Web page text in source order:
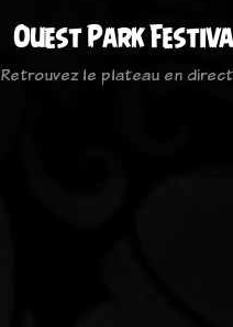
Ouest Park
Retrouvez le plateau en direct